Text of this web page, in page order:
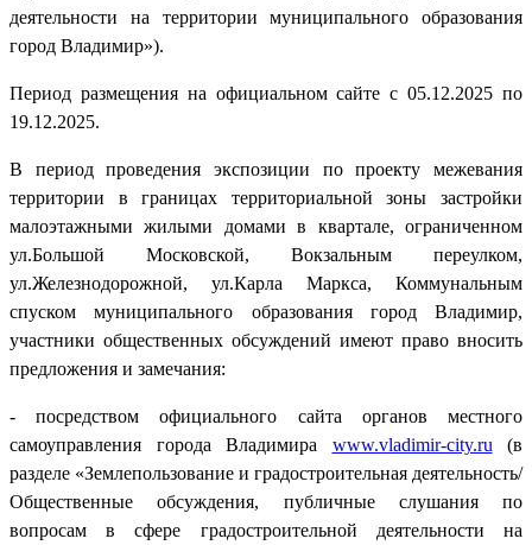
деятельности на территории муниципального образования
город Владимир»).
Период размещения на официальном сайте с 05.12.2025 по
19.12.2025.
В период проведения экспозиции по проекту межевания
территории в границах территориальной зоны застройки
малоэтажными жилыми домами в квартале, ограниченном
ул.Большой Московской, Вокзальным переулком,
ул.Железнодорожной, ул.Карла Маркса, Коммунальным
спуском муниципального образования город Владимир,
участники общественных обсуждений имеют право вносить
предложения и замечания:
- посредством официального сайта органов местного
самоуправления города Владимира www.vladimir-city.ru (в
разделе «Землепользование и градостроительная деятельность/
Общественные обсуждения, публичные слушания по
вопросам в сфере градостроительной деятельности на